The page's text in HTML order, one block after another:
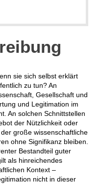
sie sich selbst erklärt
zu tun? An
Gesellschaft und
und Legitimation im
An solchen Schnittstellen
der Nützlichkeit oder
große wissenschaftliche
ohne Signifikanz bleiben.
Bestandteil guter
als hinreichendes
Kontext –
nicht in dieser